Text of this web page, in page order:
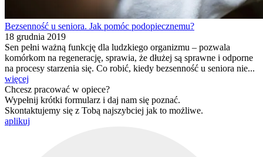
Bezsenność u seniora. Jak pomóc podopiecznemu?
18 grudnia 2019
Sen pełni ważną funkcję dla ludzkiego organizmu – pozwala
komórkom na regenerację, sprawia, że dłużej są sprawne i odporne
na procesy starzenia się. Co robić, kiedy bezsenność u seniora nie...
więcej
Chcesz pracować w opiece?
Wypełnij krótki formularz i daj nam się poznać.
Skontaktujemy się z Tobą najszybciej jak to możliwe.
aplikuj